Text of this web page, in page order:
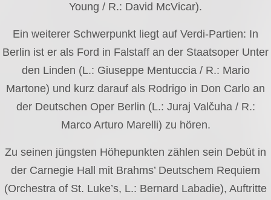
Young / R.: David McVicar).
Ein weiterer Schwerpunkt liegt auf Verdi-Partien: In
Berlin ist er als Ford in Falstaff an der Staatsoper Unter
den Linden (L.: Giuseppe Mentuccia / R.: Mario
Martone) und kurz darauf als Rodrigo in Don Carlo an
der Deutschen Oper Berlin (L.: Juraj Valčuha / R.:
Marco Arturo Marelli) zu hören.
Zu seinen jüngsten Höhepunkten zählen sein Debüt in
der Carnegie Hall mit Brahms’ Deutschem Requiem
(Orchestra of St. Luke’s, L.: Bernard Labadie), Auftritte